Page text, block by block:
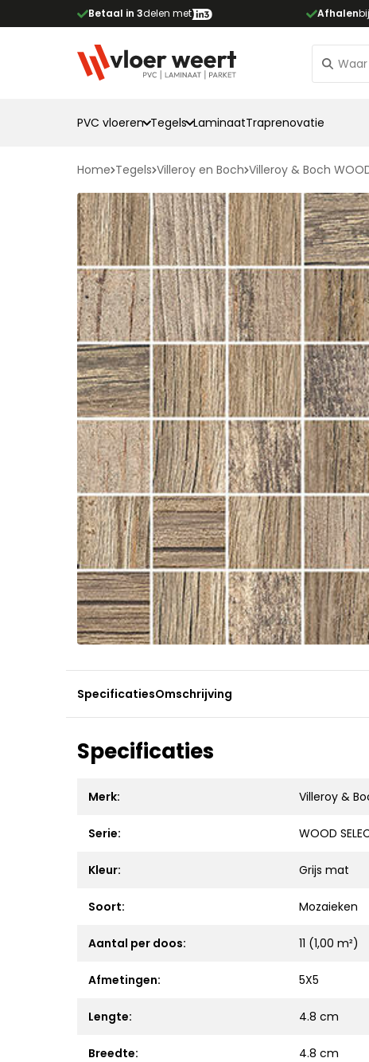
Betaal in 3delen met Afhalen
PVC vloeren Tegels LaminaatTraprenovatie
Home Tegels Villeroy en Boch Villeroy & Boch
SpecificatiesOmschrijving
Specificaties
Merk: Villeroy &
Serie: WOOD
Kleur: Grijs mat
Soort: Mozaieken
Aantal per doos: 11 (1,00 m²)
Afmetingen: 5X5
Lengte: 4.8 cm
Breedte: 4.8 cm